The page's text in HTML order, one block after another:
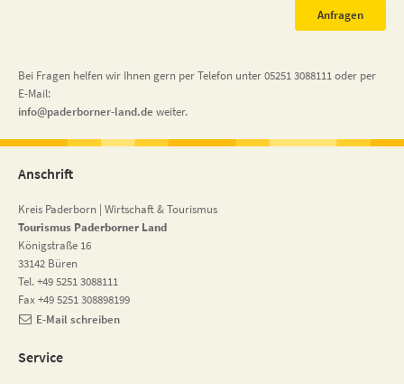
Anfragen
Bei Fragen helfen wir Ihnen gern per Telefon unter 05251 3088111 oder per
E-Mail:
nf
p d rb rn r-l nd d weiter.
Anschrift
Kreis Paderborn | Wirtschaft & Tourismus
Tourismus Paderborner Land
Königstraße 16
33142 Büren
Tel. +49 5251 3088111
Fax +49 5251 308898199
E-Mail schreiben
Service